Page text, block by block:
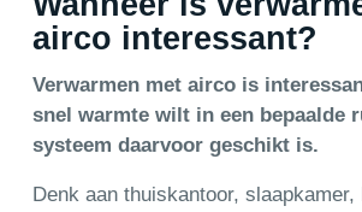
airco interessant?
Verwarmen met airco is
snel warmte wilt in een bepaalde
systeem daarvoor geschikt is.
Denk aan thuiskantoor, slaapkamer,